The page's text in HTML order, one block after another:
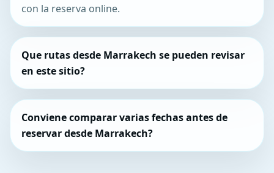
con la reserva online.
Que rutas desde Marrakech se pueden revisar
en este sitio?
Conviene comparar varias fechas antes de
reservar desde Marrakech?